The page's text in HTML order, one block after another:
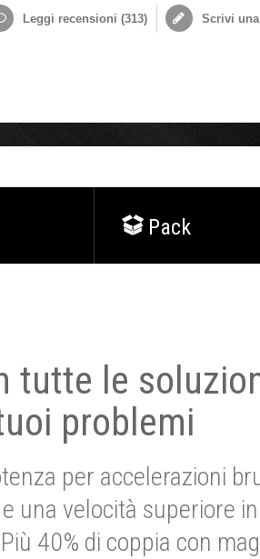
Leggi recensioni (313) Scrivi
Pack
tutte le
problemi
per accelerazioni
una velocità superiore
40% di coppia con